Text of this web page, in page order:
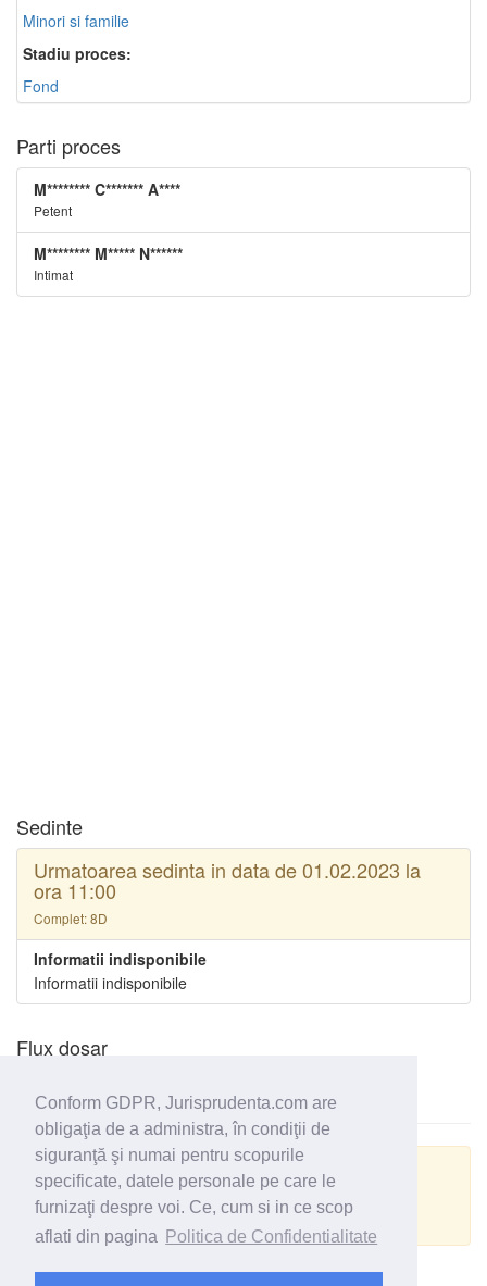
Conform GDPR, Jurisprudenta.com are
obligaţia de a administra, în condiţii de
siguranţă şi numai pentru scopurile
specificate, datele personale pe care le
furnizaţi despre voi. Ce, cum si in ce scop
aflati din pagina
Politica de Confidentialitate
Minori si familie
Stadiu proces:
Fond
Parti proces
M******** C******* A****
Petent
M******** M***** N******
Intimat
Sedinte
Urmatoarea sedinta in data de 01.02.2023 la
ora 11:00
Complet: 8D
Informatii indisponibile
Informatii indisponibile
Flux dosar
Actualizare GRPD
Despre datele personale din acest dosar